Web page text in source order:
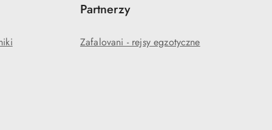
Partnerzy
Zafalovani - rejsy egzotyczne